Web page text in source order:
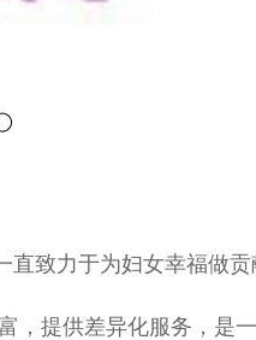
直致力于为妇女幸福做贡
，提供差异化服务，是